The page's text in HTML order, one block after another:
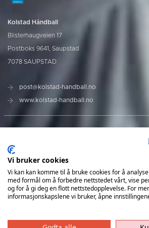
Kolstad Håndball
Blisterhaugveien 17
Postboks 9641, Saupstad
7078 SAUPSTAD
post@kolstad-handball.no
www.kolstad-handball.no
Om Kolstad Håndball
Billetter og sesongkort kjøpes her
Vi bruker cookies
Vi kan kan komme til å bruke cookies for å
med formål om å forbedre nettstedet vårt, vise
og for å gi deg en flott nettstedopplevelse. For
informasjonskapslene vi bruker, åpne